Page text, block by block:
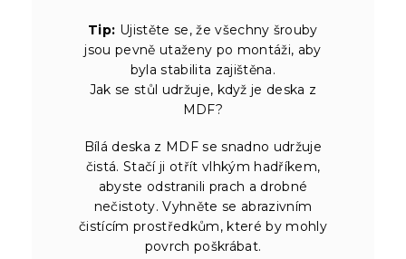
Tip: Ujistěte se, že všechny šrouby
jsou pevně utaženy po montáži, aby
byla stabilita zajištěna.
Jak se stůl udržuje, když je deska z
MDF?
Bílá deska z MDF se snadno udržuje
čistá. Stačí ji otřít vlhkým hadříkem,
abyste odstranili prach a drobné
nečistoty. Vyhněte se abrazivním
čistícím prostředkům, které by mohly
povrch poškrábat.